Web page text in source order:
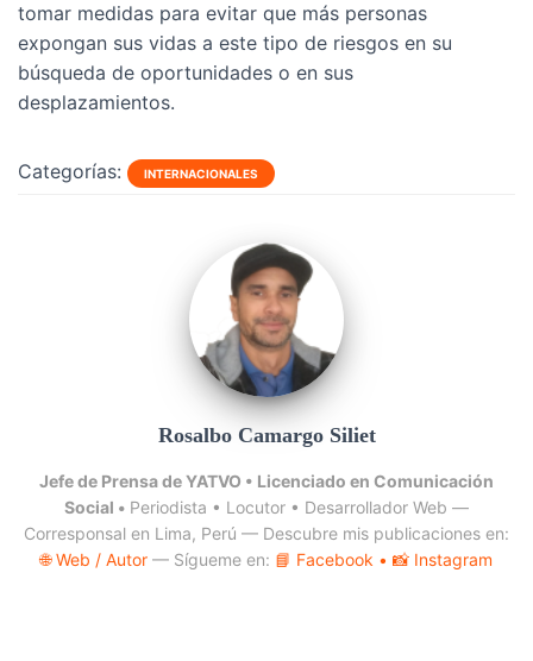
tomar medidas para evitar que más personas
expongan sus vidas a este tipo de riesgos en su
búsqueda de oportunidades o en sus
desplazamientos.
Categorías: INTERNACIONALES
Rosalbo Camargo Siliet
Jefe de Prensa de YATVO • Licenciado en Comunicación
Social • Periodista • Locutor • Desarrollador Web —
Corresponsal en Lima, Perú — Descubre mis publicaciones en:
🌐 Web / Autor — Sígueme en: 📘 Facebook • 📸 Instagram